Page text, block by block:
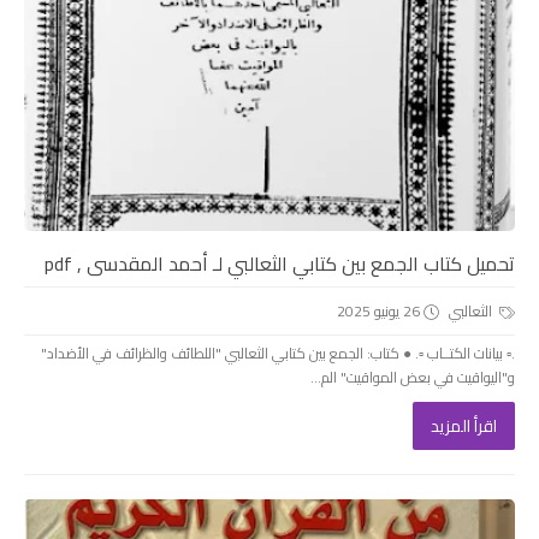
تحميل كتاب الجمع بين كتابي الثعالبي لـ أحمد المقدسى , pdf
الثعالبي
26 يونيو 2025
.▫️ بيانات الكتــاب ▫️. ● كتاب: الجمع بين كتابي الثعالبي "اللطائف والظرائف في الأضداد"
و"اليواقيت في بعض المواقيت" الم...
اقرأ المزيد